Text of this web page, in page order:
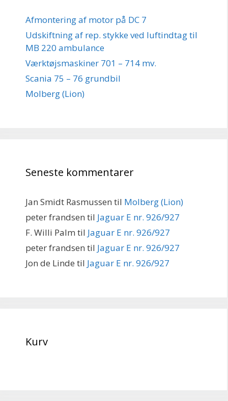
Afmontering af motor på DC 7
Udskiftning af rep. stykke ved luftindtag til
MB 220 ambulance
Værktøjsmaskiner 701 – 714 mv.
Scania 75 – 76 grundbil
Molberg (Lion)
Seneste kommentarer
Jan Smidt Rasmussen til Molberg (Lion)
peter frandsen til Jaguar E nr. 926/927
F. Willi Palm til Jaguar E nr. 926/927
peter frandsen til Jaguar E nr. 926/927
Jon de Linde til Jaguar E nr. 926/927
Kurv